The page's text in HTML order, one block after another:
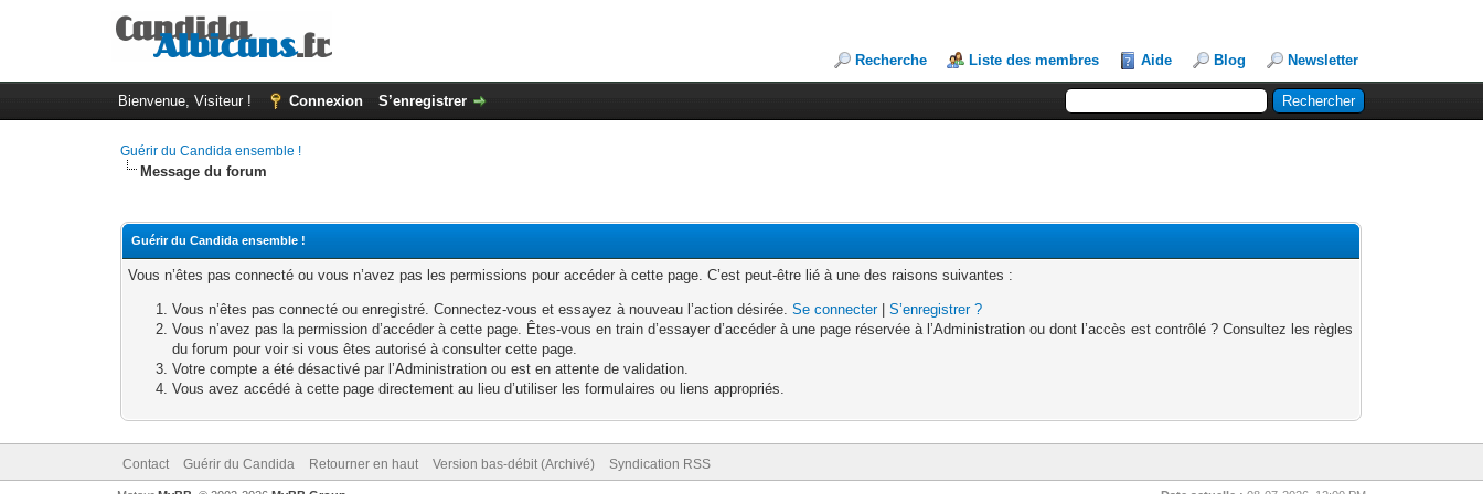
Recherche Liste des membres Aide Blog Newsletter
Bienvenue, Visiteur ! Connexion S’enregistrer
Guérir du Candida ensemble !
Message du forum
Guérir du Candida ensemble !
Vous n’êtes pas connecté ou vous n’avez pas les permissions pour accéder à cette page. C’est peut-être lié à une des raisons suivantes :
Vous n’êtes pas connecté ou enregistré. Connectez-vous et essayez à nouveau l’action désirée.Se connecter|S’enregistrer ?
Vous n’avez pas la permission d’accéder à cette page. Êtes-vous en train d’essayer d’accéder à une page réservée à l’Administration ou dont l’accès est contrôlé ? Consultez les règles
du forum pour voir si vous êtes autorisé à consulter cette page.
Votre compte a été désactivé par l’Administration ou est en attente de validation.
Vous avez accédé à cette page directement au lieu d’utiliser les formulaires ou liens appropriés.
Contact Guérir du Candida Retourner en haut Version bas-débit (Archivé) Syndication RSS